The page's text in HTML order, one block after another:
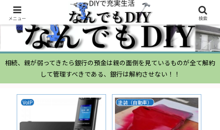
相続、親が弱ってきたら銀行の預金は親の面倒を見ているものが全て解約
して管理すべきである、銀行は解約させない！！
VoIP 塗装（自動車）
メニュー 検索